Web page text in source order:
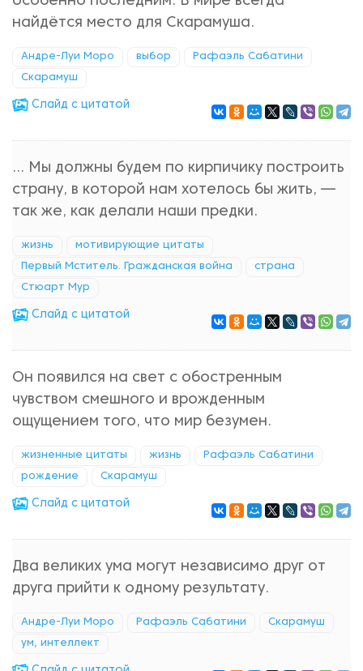
найдётся место для Скарамуша.
Андре-Луи Моро выбор Рафаэль Сабатини
Скарамуш
Cлайд с цитатой
... Мы должны будем по кирпичику построить
страну, в которой нам хотелось бы жить, —
так же, как делали наши предки.
жизнь мотивирующие цитаты
Первый Мститель. Гражданская война страна
Стюарт Мур
Cлайд с цитатой
Он появился на свет с обостренным
чувством смешного и врожденным
ощущением того, что мир безумен.
жизненные цитаты жизнь Рафаэль Сабатини
рождение Скарамуш
Cлайд с цитатой
Два великих ума могут независимо друг от
друга прийти к одному результату.
Андре-Луи Моро Рафаэль Сабатини Скарамуш
ум, интеллект